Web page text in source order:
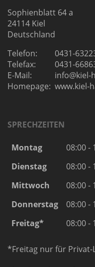
Sophienblatt 64 a
24114 Kiel
Deutschland
Telefon:
0431-
Telefax:
0431-
E-Mail:
info@kiel-
Homepage: www.kiel-
SPRECHZEITEN
Montag 08:00 -
Dienstag
08:00 -
Mittwoch
08:00 -
Donnerstag
08:00 -
Freitag*
08:00 -
*Freitag nur für Privat-